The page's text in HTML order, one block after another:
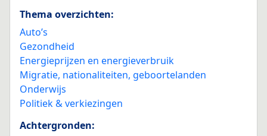
Thema overzichten:
Auto’s
Gezondheid
Energieprijzen en energieverbruik
Migratie, nationaliteiten, geboortelanden
Onderwijs
Politiek & verkiezingen
Achtergronden: